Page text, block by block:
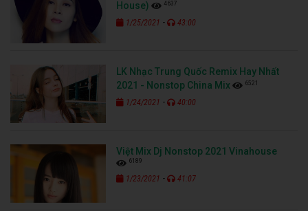
House)
4637
1/25/2021 - 43:00
LK Nhạc Trung Quốc Remix Hay Nhất
2021 - Nonstop China Mix
6521
1/24/2021 - 40:00
Việt Mix Dj Nonstop 2021 Vinahouse
6189
1/23/2021 - 41:07